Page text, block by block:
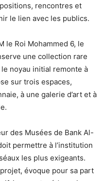
rencontres et
le lien avec les publics.
le Roi Mohammed 6, le
une collection rare
noyau initial remonte à
sur trois espaces,
à une galerie d’art et à
des Musées de Bank Al-
permettre à l’institution
les plus exigeants.
évoque pour sa part